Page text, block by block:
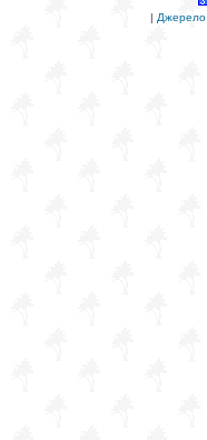
| Джерело